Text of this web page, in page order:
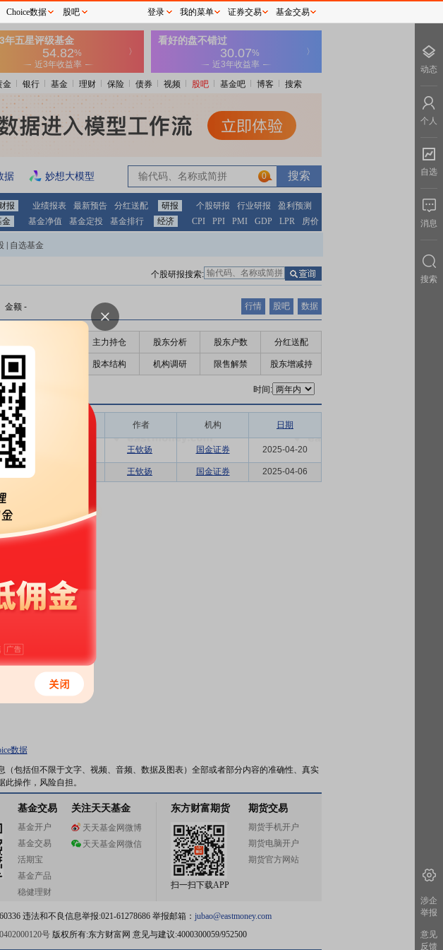
金 银行 基金 理财 保险 债券 视频 股吧 基金吧 博客 搜索
据 妙想大模型 0
报 业绩报表 最新预告 分红送配 研报 个股研报 行业研报
盈利预测
金 基金净值 基金定投 基金排行 经济 CPI PPI PMI GDP LPR 房价
自选基金
个股研报搜索:
金额 - 行情 股吧 数据
主力持仓 股东分析 股东户数 分红送配
股本结构 机构调研 限售解禁 股东增减持
时间:
作者 机构 日期
王钦扬 国金证券 2025-04-20
王钦扬 国金证券 2025-04-06
数据
包括但不限于文字、视频、音频、数据及图表）全部或者部分内容的准确性、真实
操作，风险自担。
基金交易
基金开户
基金交易
活期宝
基金产品
稳健理财
关注天天基金
天天基金网微博
天天基金网微信
东方财富期货
扫一扫下载APP
期货交易
期货手机开户
期货电脑开户
期货官方网站
违法和不良信息举报:021-61278686 举报邮箱： jubao@eastmoney.com
号版权所有:东方财富网 意见与建议:4000300059/952500
Choice数据 股吧 登录 我的菜单 证券交易 基金交易
动态
个人
自选
消息
搜索
涉企
举报
意见
反馈